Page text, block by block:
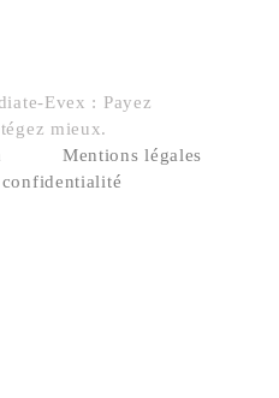
Evex : Payez
mieux.
Mentions légales